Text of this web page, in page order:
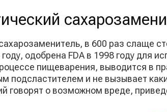
в 600 раз слаще
одобрена FDA в 1998 году для
пищеварения, выводится в
подсластителем и не вызывает
говорят о возможном вреде,